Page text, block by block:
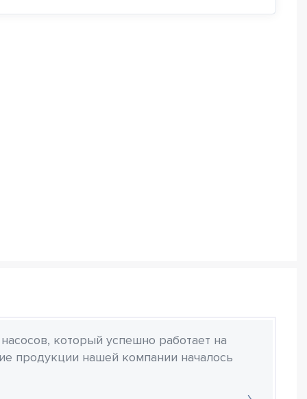
который успешно работает на
продукции нашей компании началось